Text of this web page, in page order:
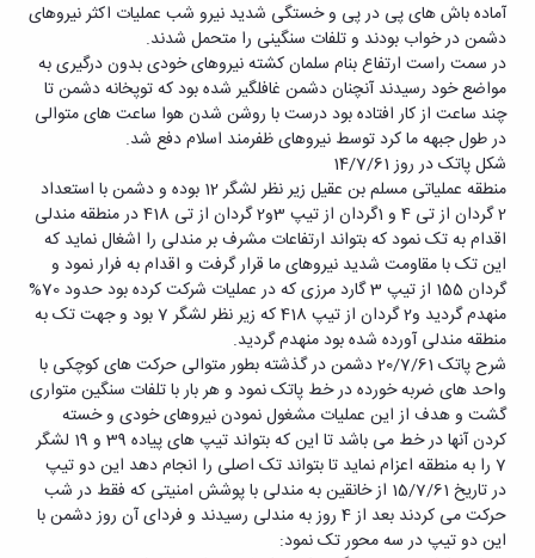
آماده باش های پی در پی و خستگی شدید نیرو شب عملیات اکثر نیروهای
دشمن در خواب بودند و تلفات سنگینی را متحمل شدند.
در سمت راست ارتفاع بنام سلمان کشته نیروهای خودی بدون درگیری به
مواضع خود رسیدند آنچنان دشمن غافلگیر شده بود که توپخانه دشمن تا
چند ساعت از کار افتاده بود درست با روشن شدن هوا ساعت های متوالی
در طول جبهه ما کرد توسط نیروهای ظفرمند اسلام دفع شد.
شکل پاتک در روز 14/7/61
منطقه عملیاتی مسلم بن عقیل زیر نظر لشگر 12 بوده و دشمن با استعداد
2 گردان از تی 4 و 1گردان از تیپ 3و2 گردان از تی 418 در منطقه مندلی
اقدام به تک نمود که بتواند ارتفاعات مشرف بر مندلی را اشغال نماید که
این تک با مقاومت شدید نیروهای ما قرار گرفت و اقدام به فرار نمود و
گردان 155 از تیپ 3 گارد مرزی که در عملیات شرکت کرده بود حدود 70%
منهدم گردید و2 گردان از تیپ 418 که زیر نظر لشگر 7 بود و جهت تک به
منطقه مندلی آورده شده بود منهدم گردید.
شرح پاتک 20/7/61 دشمن در گذشته بطور متوالی حرکت های کوچکی با
واحد های ضربه خورده در خط پاتک نمود و هر بار با تلفات سنگین متواری
گشت و هدف از این عملیات مشغول نمودن نیروهای خودی و خسته
کردن آنها در خط می باشد تا این که بتواند تیپ های پیاده 39 و 19 لشگر
7 را به منطقه اعزام نماید تا بتواند تک اصلی را انجام دهد این دو تیپ
در تاریخ 15/7/61 از خانقین به مندلی با پوشش امنیتی که فقط در شب
حرکت می کردند بعد از 4 روز به مندلی رسیدند و فردای آن روز دشمن با
این دو تیپ در سه محور تک نمود: